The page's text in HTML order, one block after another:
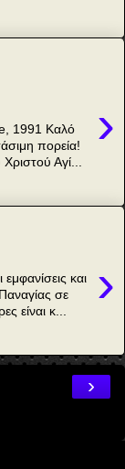
›
1991 Καλό
πορεία!
Αγί...
›
και
σε
είναι κ...
›